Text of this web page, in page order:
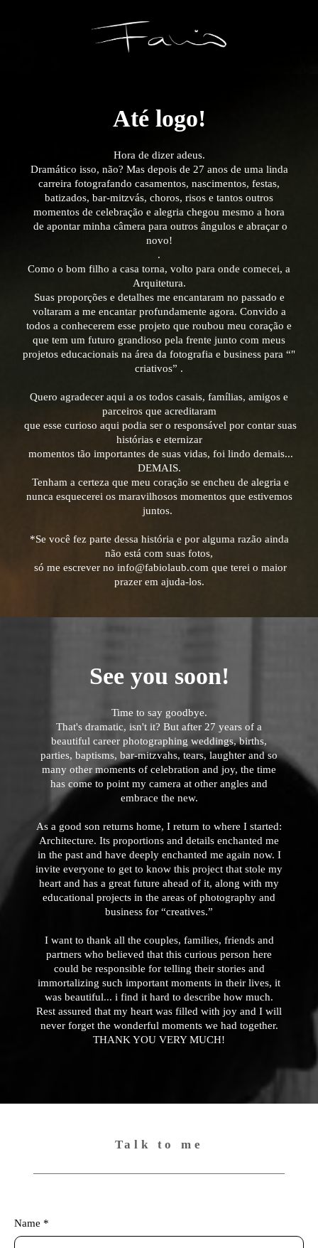
Até logo!
Hora de dizer adeus.
Dramático isso, não? Mas depois de 27 anos de uma linda
carreira fotografando casamentos, nascimentos, festas,
batizados, bar-mitzvás, choros, risos e tantos outros
momentos de celebração e alegria chegou mesmo a hora
de apontar minha câmera para outros ângulos e abraçar o
novo!
.
Como o bom filho a casa torna, volto para onde comecei, a
Arquitetura.
Suas proporções e detalhes me encantaram no passado e
voltaram a me encantar profundamente agora. Convido a
todos a conhecerem esse projeto que roubou meu coração e
que tem um futuro grandioso pela frente junto com meus
projetos educacionais na área da fotografia e business para “"
criativos” .
Quero agradecer aqui a os todos casais, famílias, amigos e
parceiros que acreditaram
que esse curioso aqui podia ser o responsável por contar suas
histórias e eternizar
momentos tão importantes de suas vidas, foi lindo demais...
DEMAIS.
Tenham a certeza que meu coração se encheu de alegria e
nunca esquecerei os maravilhosos momentos que estivemos
juntos.
*Se você fez parte dessa história e por alguma razão ainda
não está com suas fotos,
só me escrever no info@fabiolaub.com que terei o maior
prazer em ajuda-los.
See you soon!
Time to say goodbye.
That's dramatic, isn't it? But after 27 years of a
beautiful career photographing weddings, births,
parties, baptisms, bar-mitzvahs, tears, laughter and so
many other moments of celebration and joy, the time
has come to point my camera at other angles and
embrace the new.
As a good son returns home, I return to where I started:
Architecture. Its proportions and details enchanted me
in the past and have deeply enchanted me again now. I
invite everyone to get to know this project that stole my
heart and has a great future ahead of it, along with my
educational projects in the areas of photography and
business for “creatives.”
I want to thank all the couples, families, friends and
partners who believed that this curious person here
could be responsible for telling their stories and
immortalizing such important moments in their lives, it
was beautiful... i find it hard to describe how much.
Rest assured that my heart was filled with joy and I will
never forget the wonderful moments we had together.
THANK YOU VERY MUCH!
Talk to me
Name *